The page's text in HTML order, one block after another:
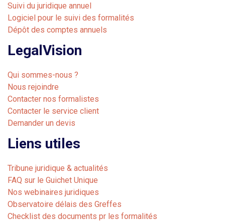
Suivi du juridique annuel
Logiciel pour le suivi des formalités
Dépôt des comptes annuels
LegalVision
Qui sommes-nous ?
Nous rejoindre
Contacter nos formalistes
Contacter le service client
Demander un devis
Liens utiles
Tribune juridique & actualités
FAQ sur le Guichet Unique
Nos webinaires juridiques
Observatoire délais des Greffes
Checklist des documents pr les formalités